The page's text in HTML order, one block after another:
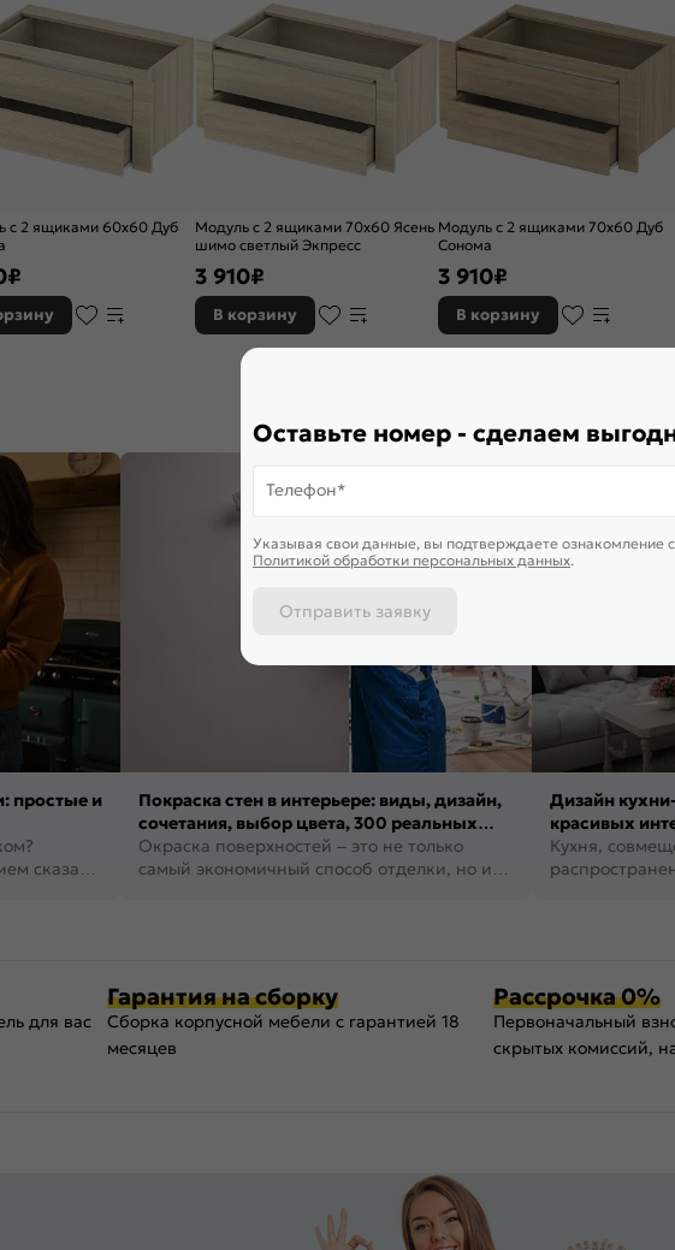
с 2 ящиками 60х60 Дуб
₽
Модуль с 2 ящиками 70х60 Ясень
шимо светлый Экпресс
3 910₽
В корзину
Модуль с 2 ящиками 70х60 Дуб
Сонома
3 910₽
В корзину
простые и
сказать,
Покраска стен в интерьере: виды, дизайн,
сочетания, выбор цвета, 300 реальных
фото
Окраска поверхностей – это не только
самый экономичный способ отделки, но и
Дизайн
красивых
Кухня,
для вас
Гарантия на сборку
Сборка корпусной мебели с гарантией 18
месяцев
Рассрочка 0%
Первоначальный
скрытых комиссий,
Оставьте номер - сделаем
Телефон*
Указывая свои данные, вы подтверждаете ознакомление c
Политикой обработки персональных данных.
Отправить заявку